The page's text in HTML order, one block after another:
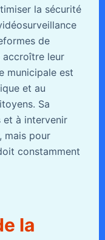
la sécurité
de
accroître leur
municipale est
et au
Sa
et à intervenir
mais pour
constamment
la